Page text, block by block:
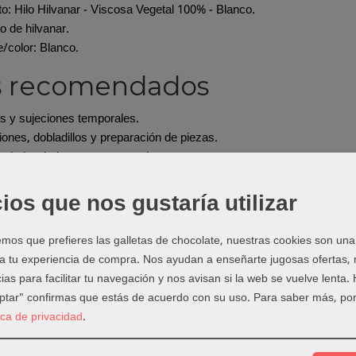
Hilo Hilvanar - Viscosa Vegetal 100% - Blanco.
de hilvanar.
color: Blanco.
recomendados
y sujeciones temporales.
dobladillos y preparación de piezas.
bordado y costura creativa.
elegir este producto
de hilo si necesitas preparar el proyecto antes de coser, fijar
final.
de uso
que nos gustaría utilizar
que prefieres las galletas de chocolate, nuestras cookies son
tu experiencia de compra. Nos ayudan a enseñarte jugosas ofertas,
para facilitar tu navegación y nos avisan si la web se vuelve lenta.
confirmas que estás de acuerdo con su uso. Para saber más,
de privacidad.